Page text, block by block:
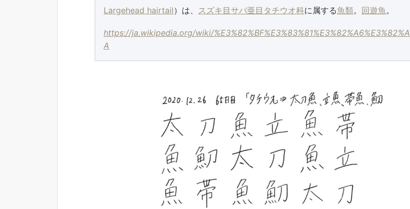
Largehead hairtail）は、 スズキ目サバ亜目 タチウオ科に属する魚類。 回遊魚。
https://ja.wikipedia.org/wiki/%E3%82%BF%E3%83%81%E3%82%A6%E3%82%A
A